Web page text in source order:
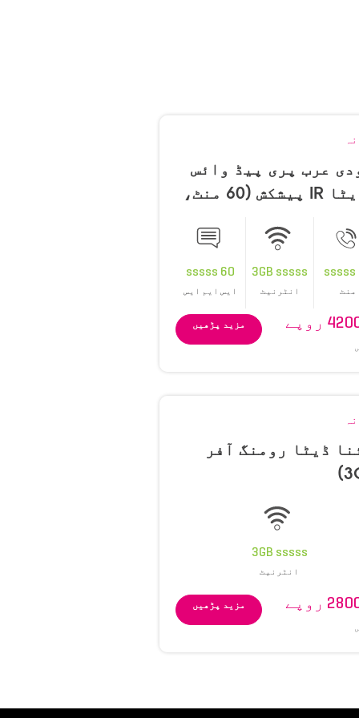
عرب پری پیڈ وائس
+ ڈیٹا IR پیشکش (60 منٹ،
منٹ
3GB sssss
انٹرنیٹ
60 sssss
ایس ایم ایس
روپے مزید پڑھیں
ڈیٹا رومنگ آفر
3GB sssss
انٹرنیٹ
روپے مزید پڑھیں